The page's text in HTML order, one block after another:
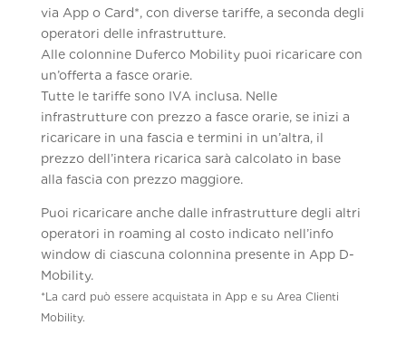
via App o Card*, con diverse tariffe, a seconda degli
operatori delle infrastrutture.
Alle colonnine Duferco Mobility puoi ricaricare con
un’offerta a fasce orarie.
Tutte le tariffe sono IVA inclusa. Nelle
infrastrutture con prezzo a fasce orarie, se inizi a
ricaricare in una fascia e termini in un’altra, il
prezzo dell’intera ricarica sarà calcolato in base
alla fascia con prezzo maggiore.
Puoi ricaricare anche dalle infrastrutture degli altri
operatori in roaming al costo indicato nell’info
window di ciascuna colonnina presente in App D-
Mobility.
*La card può essere acquistata in App e su Area Clienti
Mobility.